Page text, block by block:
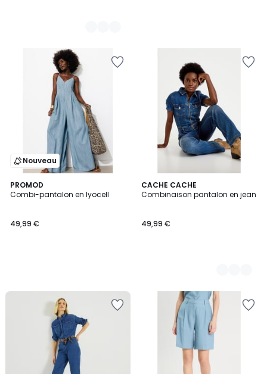
Nouveau
PROMOD
Combi-pantalon en lyocell
49,99 €
CACHE CACHE
Combinaison pantalon en jean
49,99 €
2
Couleurs